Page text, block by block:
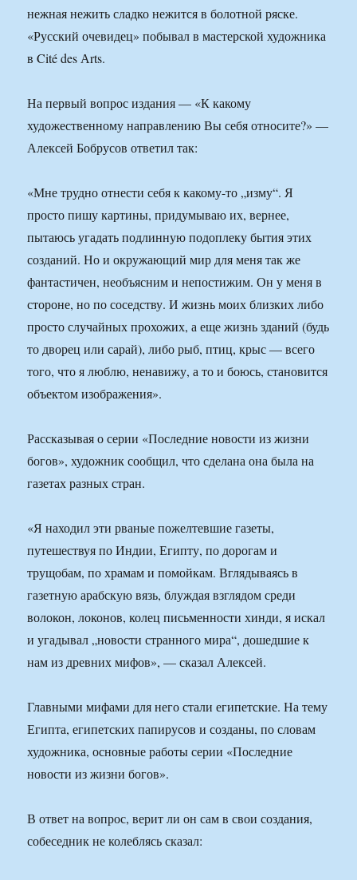
нежная нежить сладко нежится в болотной ряске.
«Русский очевидец» побывал в мастерской художника
в Cité des Аrts.
На первый вопрос издания — «К какому
художественному направлению Вы себя относите?» —
Алексей Бобрусов ответил так:
«Мне трудно отнести себя к какому-то „изму“. Я
просто пишу картины, придумываю их, вернее,
пытаюсь угадать подлинную подоплеку бытия этих
созданий. Но и окружающий мир для меня так же
фантастичен, необъясним и непостижим. Он у меня в
стороне, но по соседству. И жизнь моих близких либо
просто случайных прохожих, а еще жизнь зданий (будь
то дворец или сарай), либо рыб, птиц, крыс — всего
того, что я люблю, ненавижу, а то и боюсь, становится
объектом изображения».
Рассказывая о серии «Последние новости из жизни
богов», художник сообщил, что сделана она была на
газетах разных стран.
«Я находил эти рваные пожелтевшие газеты,
путешествуя по Индии, Египту, по дорогам и
трущобам, по храмам и помойкам. Вглядываясь в
газетную арабскую вязь, блуждая взглядом среди
волокон, локонов, колец письменности хинди, я искал
и угадывал „новости странного мира“, дошедшие к
нам из древних мифов», — сказал Алексей.
Главными мифами для него стали египетские. На тему
Египта, египетских папирусов и созданы, по словам
художника, основные работы серии «Последние
новости из жизни богов».
В ответ на вопрос, верит ли он сам в свои создания,
собеседник не колеблясь сказал: